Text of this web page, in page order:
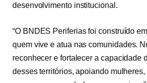
desenvolvimento institucional.
“O BNDES Periferias foi construído
quem vive e atua nas comunidades.
reconhecer e fortalecer a capacidade
desses territórios, apoiando